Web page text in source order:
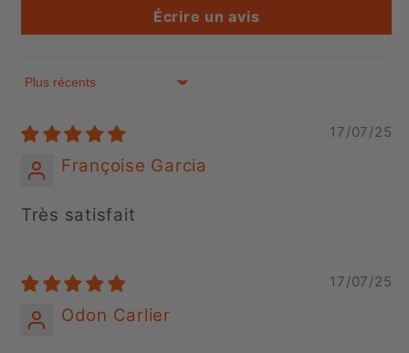
Écrire un avis
Sort by
17/07/25
Françoise Garcia
Très satisfait
17/07/25
Odon Carlier